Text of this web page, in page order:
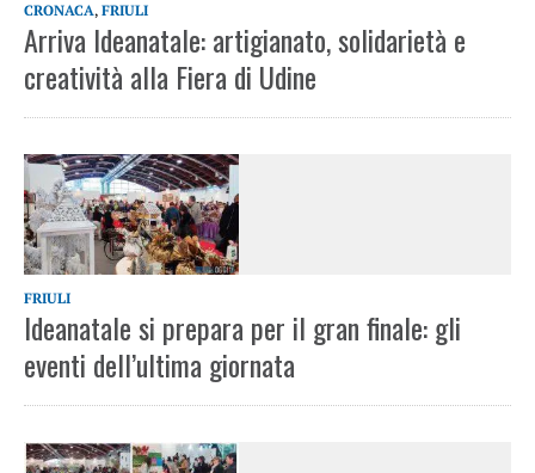
CRONACA, FRIULI
Arriva Ideanatale: artigianato, solidarietà e
creatività alla Fiera di Udine
FRIULI
Ideanatale si prepara per il gran finale: gli
eventi dell’ultima giornata